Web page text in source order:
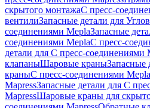
скрытого монтажаС пресс-
вентилиЗапасные детали для
соединениями MeplaЗапасные
соединениями MeplaС пресс-
детали для С пресс-соединениями
клапаныШаровые краныЗапасные
краныС пресс-соединениями Mepla
MapressЗапасные детали для С
MapressШаровые краны для